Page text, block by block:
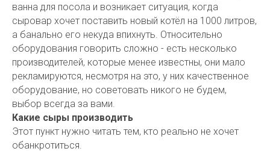
ванна для посола и возникает ситуация, когда
сыровар хочет поставить новый котёл на 1000 литров,
а банально его некуда впихнуть. Относительно
оборудования говорить сложно - есть несколько
производителей, которые менее известны, они мало
рекламируются, несмотря на это, у них качественное
оборудование, но советовать никого не будем,
выбор всегда за вами.
Какие сыры производить
Этот пункт нужно читать тем, кто реально не хочет
обанкротиться.